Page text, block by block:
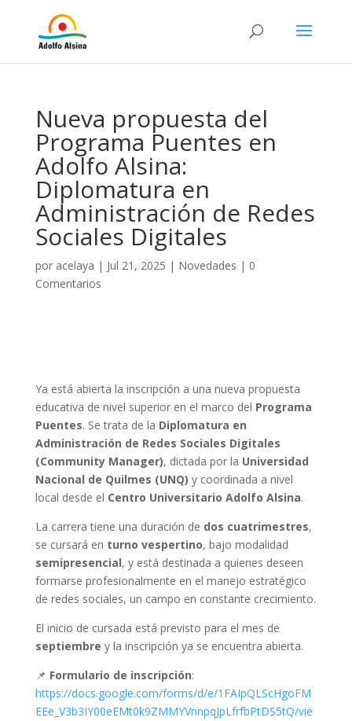
Nueva propuesta del
Programa Puentes en
Adolfo Alsina:
Diplomatura en
Administración de Redes
Sociales Digitales
por acelaya | Jul 21, 2025 | Novedades | 0
Comentarios
Ya está abierta la inscripción a una nueva propuesta
educativa de nivel superior en el marco del Programa
Puentes. Se trata de la Diplomatura en
Administración de Redes Sociales Digitales
(Community Manager), dictada por la Universidad
Nacional de Quilmes (UNQ) y coordinada a nivel
local desde el Centro Universitario Adolfo Alsina.
La carrera tiene una duración de dos cuatrimestres,
se cursará en turno vespertino, bajo modalidad
semipresencial, y está destinada a quienes deseen
formarse profesionalmente en el manejo estratégico
de redes sociales, un campo en constante crecimiento.
El inicio de cursada está previsto para el mes de
septiembre y la inscripción ya se encuentra abierta.
📌 Formulario de inscripción:
https://docs.google.com/forms/d/e/1FAIpQLScHgoFM
EEe_V3b3IY00eEMt0k9ZMMYVnnpqJpLfrfbPtDS5tQ/vie